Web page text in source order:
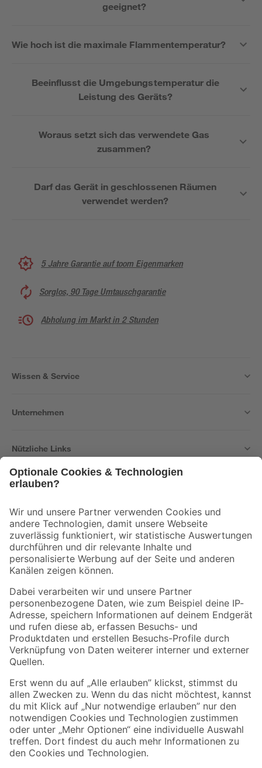
geeignet?
Wie hoch ist die maximale Flammentemperatur?
Beeinflusst die Umgebungstemperatur die
Leistung des Geräts?
Woraus setzt sich das verwendete Gas
zusammen?
Darf das Gerät in geschlossenen Räumen
verwendet werden?
5 Jahre Garantie auf toom Eigenmarken
Sorglos, 90 Tage Umtauschgarantie
Abholung im Markt in 2 Stunden
Wissen & Service
Unternehmen
Nützliche Links
Der toom Newsletter: Keine Angebote und Aktionen mehr verpassen!
Zur Newsletter Anmeldung
Folge uns
Zahlungsarten Versandarten
Sicher einkaufen
Jetzt die toom-App herunterladen